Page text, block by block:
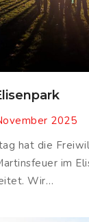
2025
hat die
im
Wir…